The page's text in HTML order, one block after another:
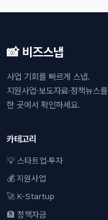
📸 비즈스냅
사업 기회를 빠르게 스냅.
지원사업·보도자료·정책뉴스를
한 곳에서 확인하세요.
카테고리
💡 스타트업·투자
💰 지원사업
🚀 K-Startup
🏦 정책자금